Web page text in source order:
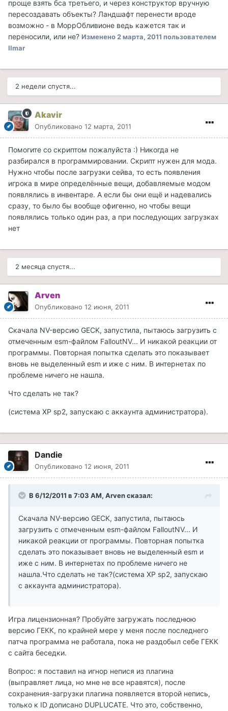
проще взять бса третьего, и через конструктор вручную
пересоздавать объекты? Ландшафт перенести вроде
возможно - в МоррОбливионе ведь кажется так и
переносили, или не? Изменено2 марта, 2011 пользователем
Ilmar
2 недели спустя...
Akavir
Опубликовано 12 марта, 2011
Помогите со скриптом пожалуйста :) Никогда не
разбирался в программировании. Скрипт нужен для мода.
Нужно чтобы после загрузки сейва, то есть появления
игрока в мире определённые вещи, добавляемые модом
появлялись в инвентаре. А если бы они ещё и надевались
сразу, то было бы вообще офигенно, но чтобы вещи
появлялись только один раз, а при последующих загрузках
нет
2 месяца спустя...
Arven
Опубликовано 12 июня, 2011
Скачала NV-версию GECK, запустила, пытаюсь загрузить с
отмеченным esm-файлом FalloutNV... И никакой реакции от
программы. Повторная попытка сделать это показывает
вновь не выделенный esm и иже с ним. В интернетах по
проблеме ничего не нашла.
Что сделать не так?
(система XP sp2, запускаю с аккаунта администратора).
Dandie
Опубликовано 12 июня, 2011
В 6/12/2011 в 7:03 AM, Arven сказал:
Скачала NV-версию GECK, запустила, пытаюсь
загрузить с отмеченным esm-файлом FalloutNV... И
никакой реакции от программы. Повторная попытка
сделать это показывает вновь не выделенный esm и
иже с ним. В интернетах по проблеме ничего не
нашла.Что сделать не так?(система XP sp2, запускаю
с аккаунта администратора).
Игра лицензионная? Пробуйте загружать последнюю
версию ГЕКК, по крайней мере у меня после последнего
патча программа не работала, пока не раздобыл себе ГЕКК
с сайта беседки.
Вопрос: я поставил на игнор непися из плагина
(выправляет лица, но мне не все нравятся), после
сохранения-загрузки плагина появляется второй непись,
только к ID дописано DUPLUCATE. Что это, собственно,